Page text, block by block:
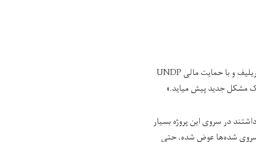
مشکل جدید پیش میاید.»
در سروی این پروژه بسیار
سروی شده‌ها عوض شده، حتی